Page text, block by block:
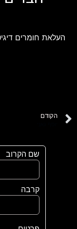
העלאת חומרים
הקודם